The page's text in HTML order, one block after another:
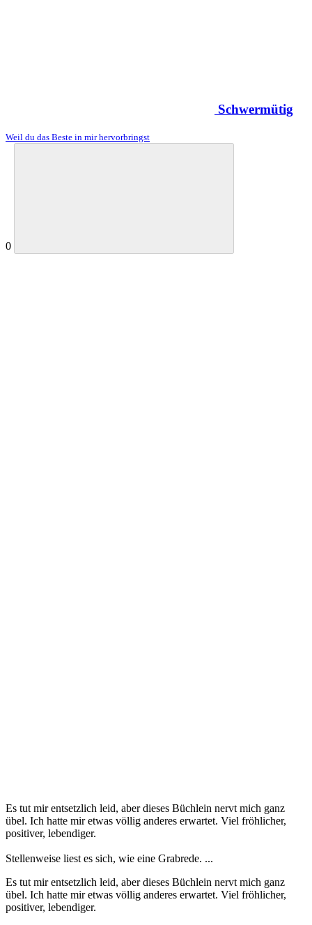
Schwermütig
Weil du das Beste in mir hervorbringst
0
Es tut mir entsetzlich leid, aber dieses Büchlein nervt mich ganz
übel. Ich hatte mir etwas völlig anderes erwartet. Viel fröhlicher,
positiver, lebendiger.
Stellenweise liest es sich, wie eine Grabrede. ...
Es tut mir entsetzlich leid, aber dieses Büchlein nervt mich ganz
übel. Ich hatte mir etwas völlig anderes erwartet. Viel fröhlicher,
positiver, lebendiger.